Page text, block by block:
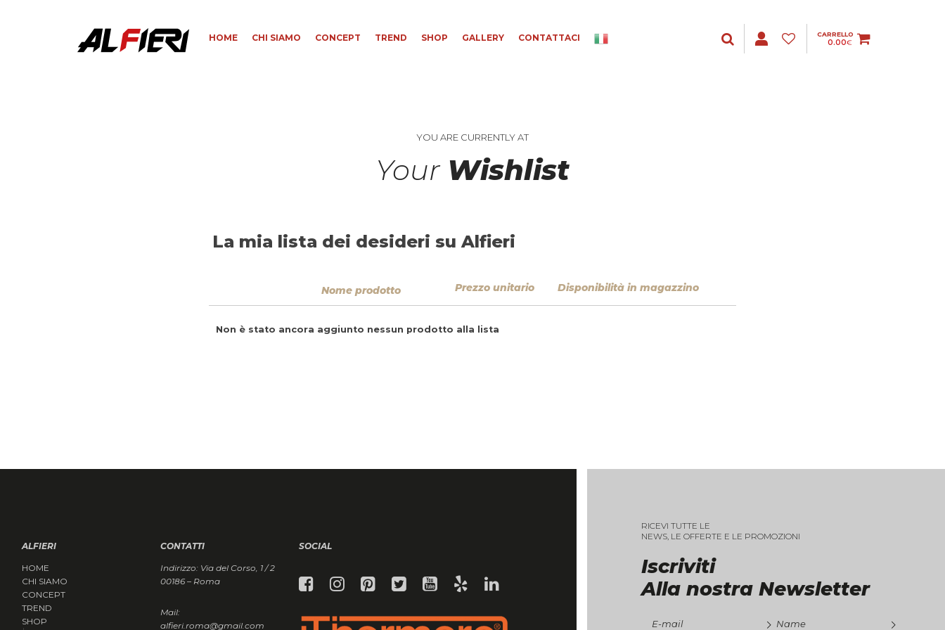
CARRELLO
0.00€
HOME CHI SIAMO CONCEPT TREND SHOP GALLERY CONTATTACI
YOU ARE CURRENTLY AT
Your Wishlist
La mia lista dei desideri su Alfieri
Nome prodotto Prezzo unitario Disponibilità in magazzino
Non è stato ancora aggiunto nessun prodotto alla lista
ALFIERI
HOME
CHI SIAMO
CONCEPT
TREND
SHOP
CONTATTI
Indirizzo: Via del Corso, 1 / 2
00186 – Roma
Mail:
alfieri.roma@gmail.com
SOCIAL
Iscriviti
Alla nostra Newsletter
RICEVI TUTTE LE
NEWS, LE OFFERTE E LE PROMOZIONI